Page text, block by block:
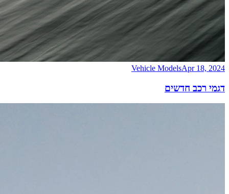
Vehicle ModelsApr 18, 2024
דגמי רכב חדשים